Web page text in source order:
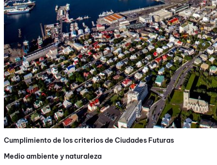
Cumplimiento de los criterios de Ciudades Futuras
Medio ambiente y naturaleza